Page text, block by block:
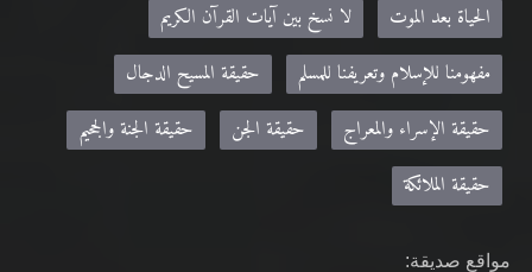
الحياة بعد الموت
لا نسخ بين آيات القرآن الكريم
مفهومنا للإسلام وتعريفنا للمسلم
حقيقة المسيح الدجال
حقيقة الإسراء والمعراج
حقيقة الجن
حقيقة الجنة والجحيم
حقيقة الملائكة
مواقع صديقة: